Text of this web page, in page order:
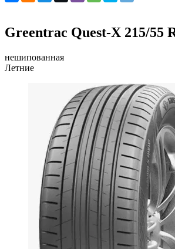
Greentrac Quest-X 215/55
нешипованная
Летние